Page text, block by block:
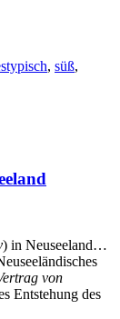
, süß,
) in Neuseeland…
von
Entstehung des